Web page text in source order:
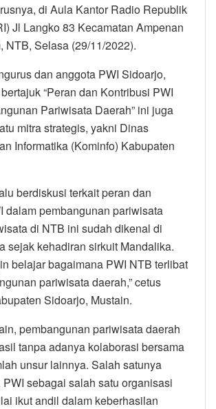
di Aula Kantor Radio Republik
Jl Langko 83 Kecamatan Ampenan
NTB, Selasa (29/11/2022).
dan anggota PWI Sidoarjo,
“Peran dan Kontribusi PWI
Pariwisata Daerah” ini juga
mitra strategis, yakni Dinas
Informatika (Kominfo) Kabupaten
berdiskusi terkait peran dan
dalam pembangunan pariwisata
di NTB ini sudah dikenal di
sejak kehadiran sirkuit Mandalika.
belajar bagaimana PWI NTB terlibat
pariwisata daerah,” cetus
Sidoarjo, Mustain.
pembangunan pariwisata daerah
tanpa adanya kolaborasi bersama
unsur lainnya. Salah satunya
PWI sebagai salah satu organisasi
ikut andil dalam keberhasilan